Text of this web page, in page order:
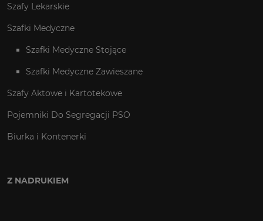
Szafy Lekarskie
Szafki Medyczne
Szafki Medyczne Stojące
Szafki Medyczne Zawieszane
Szafy Aktowe i Kartotekowe
Pojemniki Do Segregacji PSO
Biurka i Kontenerki
Z NADRUKIEM